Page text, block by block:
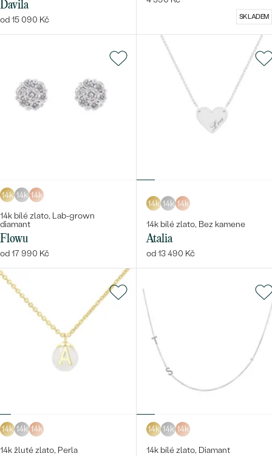
Davila
od 15 090 Kč SKLADEM
14k 14k 14k
14k bílé zlato, Lab-grown
diamant
Flowu
od 17 990 Kč
14k 14k 14k
14k bílé zlato, Bez kamene
Atalia
od 13 490 Kč
14k 14k 14k
14k žluté zlato, Perla
14k 14k 14k
14k bílé zlato, Diamant